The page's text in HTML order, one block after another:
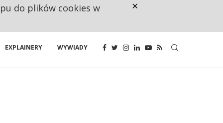
EXPLAINERY WYWIADY
do plików cookies w ×